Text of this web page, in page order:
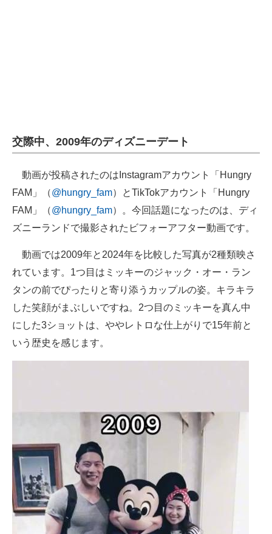
IT製品の技術・比較・事例
製造業のIT導入・活用を支援
モノづくり技術者専門サイト
エレクトロニクス専門サイト
電子設計の基本と応用
エネルギーの専門メディア
建設×テクノロジーの最前線
ちょっと気になるネットの話題
交際中、2009年のディズニーデート
動画が投稿されたのはInstagramアカウント「Hungry
FAM」（@hungry_fam）とTikTokアカウント「Hungry
FAM」（@hungry_fam）。今回話題になったのは、ディ
ズニーランドで撮影されたビフォーアフター動画です。
動画では2009年と2024年を比較した写真が2種類映さ
れています。1つ目はミッキーのジャック・オー・ラン
タンの前でぴったりと寄り添うカップルの姿。キラキラ
した笑顔がまぶしいですね。2つ目のミッキーを真ん中
にした3ショットは、ややレトロな仕上がりで15年前と
いう歴史を感じます。